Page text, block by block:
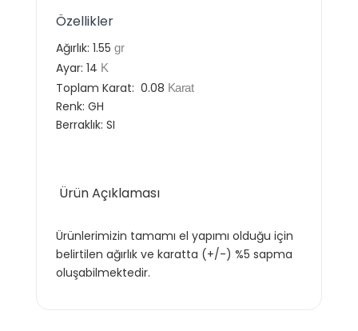
Özellikler
Ağırlık: 1.55 gr
Ayar: 14 K
Toplam Karat: 0.08 Karat
Renk: GH
Berraklık: SI
Ürün Açıklaması
Ürünlerimizin tamamı el yapımı olduğu için
belirtilen ağırlık ve karatta (+/-) %5 sapma
oluşabilmektedir.